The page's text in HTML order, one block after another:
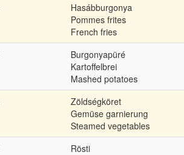
Hasábburgonya
Pommes frites
French fries
Burgonyapüré
Kartoffelbrei
Mashed potatoes
Zöldségköret
Gemüse garnierung
Steamed vegetables
Rösti